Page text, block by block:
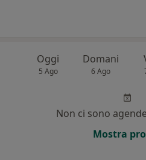
Oggi
5 Ago
Domani
6 Ago
Non ci sono
Mostra